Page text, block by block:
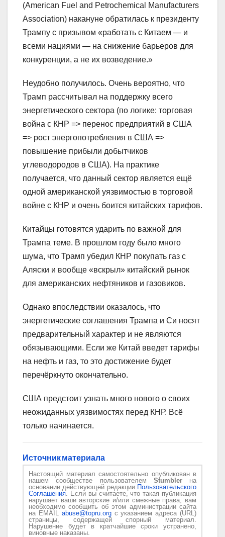
(American Fuel and Petrochemical Manufacturers
Association) накануне обратилась к президенту
Трампу с призывом «работать с Китаем — и
всеми нациями — на снижение барьеров для
конкуренции, а не их возведение.»
Неудобно получилось. Очень вероятно, что
Трамп рассчитывал на поддержку всего
энергетического сектора (по логике: торговая
война с КНР => перенос предприятий в США
=> рост энергопотребления в США =>
повышение прибыли добытчиков
углеводородов в США). На практике
получается, что данный сектор является ещё
одной американской уязвимостью в торговой
войне с КНР и очень боится китайских тарифов.
Китайцы готовятся ударить по важной для
Трампа теме. В прошлом году было много
шума, что Трамп убедил КНР покупать газ с
Аляски и вообще «вскрыл» китайский рынок
для американских нефтяников и газовиков.
Однако впоследствии оказалось, что
энергетические соглашения Трампа и Си носят
предварительный характер и не являются
обязывающими. Если же Китай введет тарифы
на нефть и газ, то это достижение будет
перечёркнуто окончательно.
США предстоит узнать много нового о своих
неожиданных уязвимостях перед КНР. Всё
только начинается.
Источник материала
Настоящий материал самостоятельно опубликован в
нашем сообществе пользователем Stumblerна
основании действующей редакции Пользовательского
Соглашения. Если вы считаете, что такая публикация
нарушает ваши авторские и/или смежные права, вам
необходимо сообщить об этом администрации сайта
на EMAIL abuse@topru.orgс указанием адреса (URL)
страницы, содержащей спорный материал.
Нарушение будет в кратчайшие сроки устранено,
виновные наказаны.